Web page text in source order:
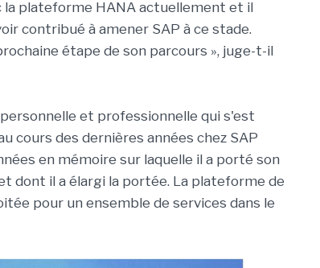
la plateforme HANA actuellement et il
contribué à amener SAP à ce stade.
étape de son parcours », juge-t-il
et professionnelle qui s'est
cours des dernières années chez SAP
en mémoire sur laquelle il a porté son
dont il a élargi la portée. La plateforme de
pour un ensemble de services dans le